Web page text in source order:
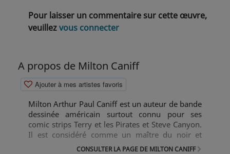
Pour laisser un commentaire sur cette œuvre,
veuillezvous connecter
A propos de Milton Caniff
Ajouter à mes artistes favoris
Milton Arthur Paul Caniff est un auteur de bande
dessinée américain surtout connu pour ses
comic strips Terry et les Pirates et Steve Canyon.
Il est considéré comme un maître du noir et
blanc. Il a été le quatrième auteur à être ajouté
CONSULTER LA PAGE DE MILTON CANIFF